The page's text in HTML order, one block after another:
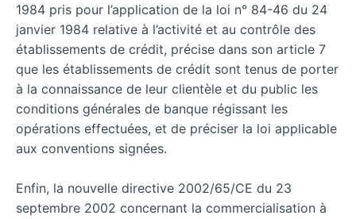
1984 pris pour l’application de la loi n° 84-46 du 24
janvier 1984 relative à l’activité et au contrôle des
établissements de crédit, précise dans son article 7
que les établissements de crédit sont tenus de porter
à la connaissance de leur clientèle et du public les
conditions générales de banque régissant les
opérations effectuées, et de préciser la loi applicable
aux conventions signées.
Enfin, la nouvelle directive 2002/65/CE du 23
septembre 2002 concernant la commercialisation à